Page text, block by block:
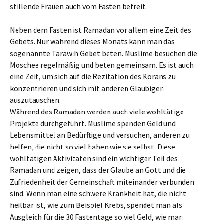
stillende Frauen auch vom Fasten befreit.
Neben dem Fasten ist Ramadan vor allem eine Zeit des
Gebets. Nur während dieses Monats kann man das
sogenannte Tarawih Gebet beten. Muslime besuchen die
Moschee regelmäßig und beten gemeinsam. Es ist auch
eine Zeit, um sich auf die Rezitation des Korans zu
konzentrieren und sich mit anderen Gläubigen
auszutauschen.
Während des Ramadan werden auch viele wohltätige
Projekte durchgeführt. Muslime spenden Geld und
Lebensmittel an Bedürftige und versuchen, anderen zu
helfen, die nicht so viel haben wie sie selbst. Diese
wohltätigen Aktivitäten sind ein wichtiger Teil des
Ramadan und zeigen, dass der Glaube an Gott und die
Zufriedenheit der Gemeinschaft miteinander verbunden
sind. Wenn man eine schwere Krankheit hat, die nicht
heilbar ist, wie zum Beispiel Krebs, spendet man als
Ausgleich für die 30 Fastentage so viel Geld, wie man